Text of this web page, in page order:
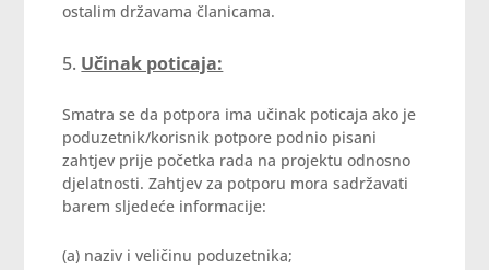
ostalim državama članicama.
Učinak poticaja:
Smatra se da potpora ima učinak poticaja ako je
poduzetnik/korisnik potpore podnio pisani
zahtjev prije početka rada na projektu odnosno
djelatnosti. Zahtjev za potporu mora sadržavati
barem sljedeće informacije:
(a) naziv i veličinu poduzetnika;